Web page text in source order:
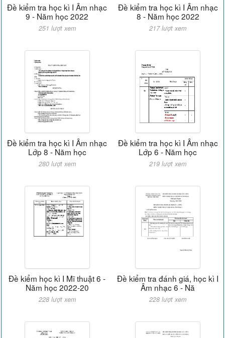
Đề kiểm tra học kì I Âm nhạc
9 - Năm học 2022
251 lượt xem
Đề kiểm tra học kì I Âm nhạc
8 - Năm học 2022
217 lượt xem
Đề kiểm tra học kì I Âm nhạc
Lớp 8 - Năm học
280 lượt xem
Đề kiểm tra học kì I Âm nhạc
Lớp 6 - Năm học
219 lượt xem
Đề kiểm học kì I Mĩ thuật 6 -
Năm học 2022-20
228 lượt xem
Đề kiểm tra đánh giá, học kì I
Âm nhạc 6 - Nă
228 lượt xem